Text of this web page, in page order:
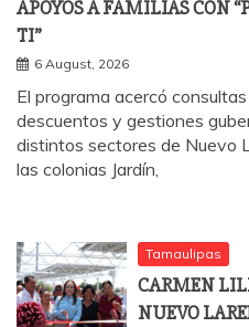
APOYOS A FAMILIAS CON
TI”
6 August, 2026
El programa acercó
descuentos y gestiones
distintos sectores de Nuevo
las colonias Jardín,
Tamaulipas
CARMEN
NUEVO